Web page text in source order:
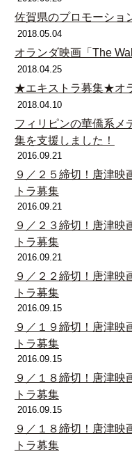
佐賀県のプロモーショ
2018.05.04
オランダ映画「The
2018.04.25
★エキストラ募集★オ
2018.04.10
フィリピンの華僑系メ
集を支援しました！
2016.09.21
９／２５締切！唐津映
トラ募集
2016.09.21
９／２３締切！唐津映
トラ募集
2016.09.21
９／２２締切！唐津映
トラ募集
2016.09.15
９／１９締切！唐津映
トラ募集
2016.09.15
９／１８締切！唐津映
トラ募集
2016.09.15
９／１８締切！唐津映
トラ募集